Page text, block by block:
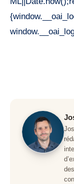
José est une expert en consommation et